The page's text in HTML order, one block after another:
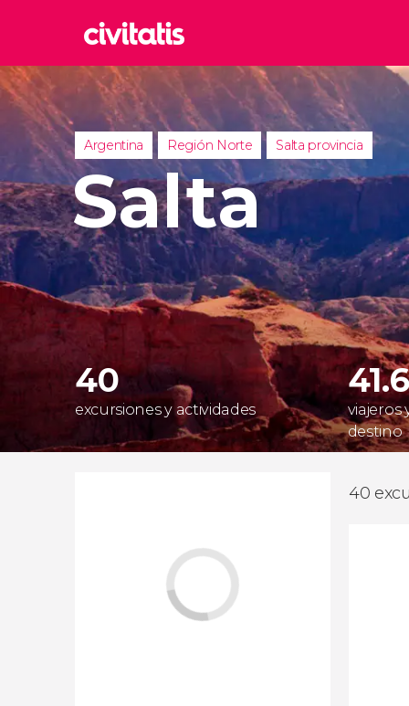
Reino
Argentina Región Norte Salta provincia
Salta
40
excursiones y actividades
viajeros
destino
40